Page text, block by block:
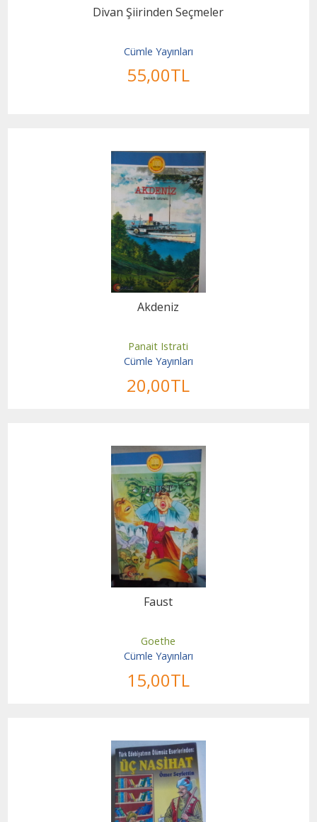
Divan Şiirinden Seçmeler
Cümle Yayınları
55,00TL
Akdeniz
Panait Istrati
Cümle Yayınları
20,00TL
Faust
Goethe
Cümle Yayınları
15,00TL